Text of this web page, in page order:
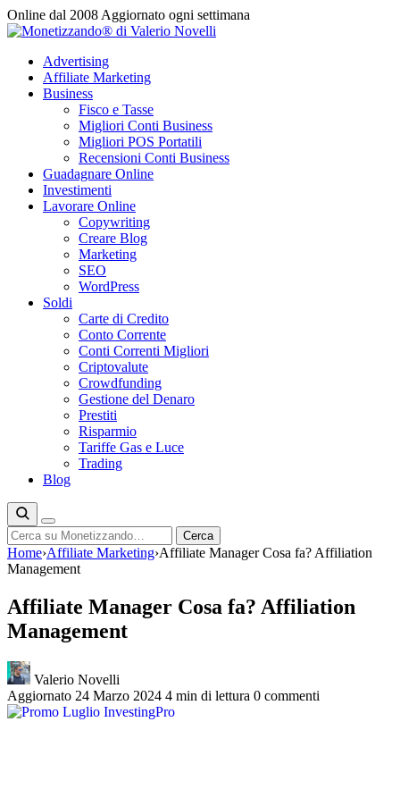
Vai
al
Online dal 2008 Aggiornato ogni settimana
Advertising
Affiliate Marketing
Business
Fisco e Tasse
Migliori Conti Business
Migliori POS Portatili
Recensioni Conti Business
Guadagnare Online
Investimenti
Lavorare Online
Copywriting
Creare Blog
Marketing
SEO
WordPress
Soldi
Carte di Credito
Conto Corrente
Conti Correnti Migliori
Criptovalute
Crowdfunding
Gestione del Denaro
Prestiti
Risparmio
Tariffe Gas e Luce
Trading
Blog
Cerca Cerca
Home›Affiliate Marketing›Affiliate Manager Cosa fa? Affiliation
Management
Affiliate Manager Cosa fa? Affiliation
Management
Valerio Novelli
Aggiornato 24 Marzo 2024 4 min di lettura 0 commenti